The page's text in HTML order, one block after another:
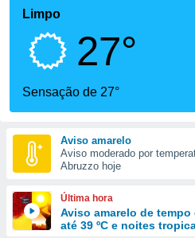
foi
fornecidas
a este
das
e
forma
digital
Limpo
27°
Sensação de 27°
Aviso amarelo
Aviso moderado por
Abruzzo hoje
Última hora
Aviso amarelo de
até 39 ºC e noites